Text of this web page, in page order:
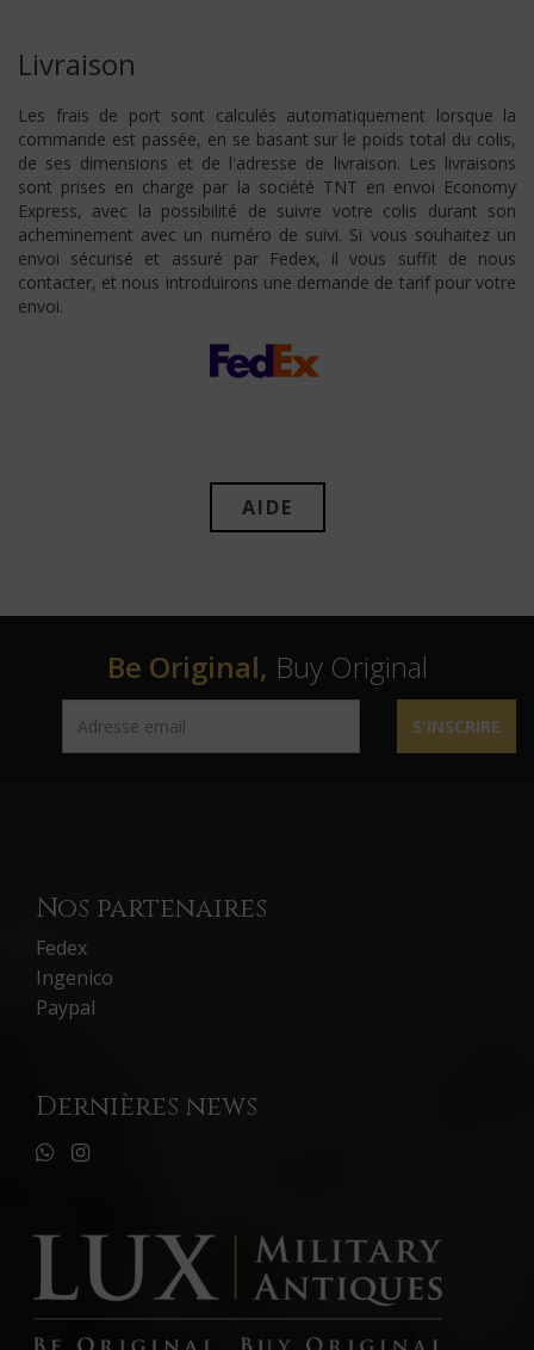
Livraison
Les frais de port sont calculés automatiquement lorsque la
commande est passée, en se basant sur le poids total du colis,
de ses dimensions et de l'adresse de livraison. Les livraisons
sont prises en charge par la société TNT en envoi Economy
Express, avec la possibilité de suivre votre colis durant son
acheminement avec un numéro de suivi. Si vous souhaitez un
envoi sécurisé et assuré par Fedex, il vous suffit de nous
contacter, et nous introduirons une demande de tarif pour votre
envoi.
AIDE
Be Original, Buy Original
S'INSCRIRE
Nos partenaires
Fedex
Ingenico
Paypal
Dernières news